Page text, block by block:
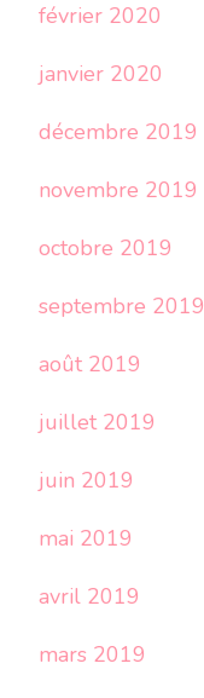
février 2020
janvier 2020
décembre 2019
novembre 2019
octobre 2019
septembre 2019
août 2019
juillet 2019
juin 2019
mai 2019
avril 2019
mars 2019